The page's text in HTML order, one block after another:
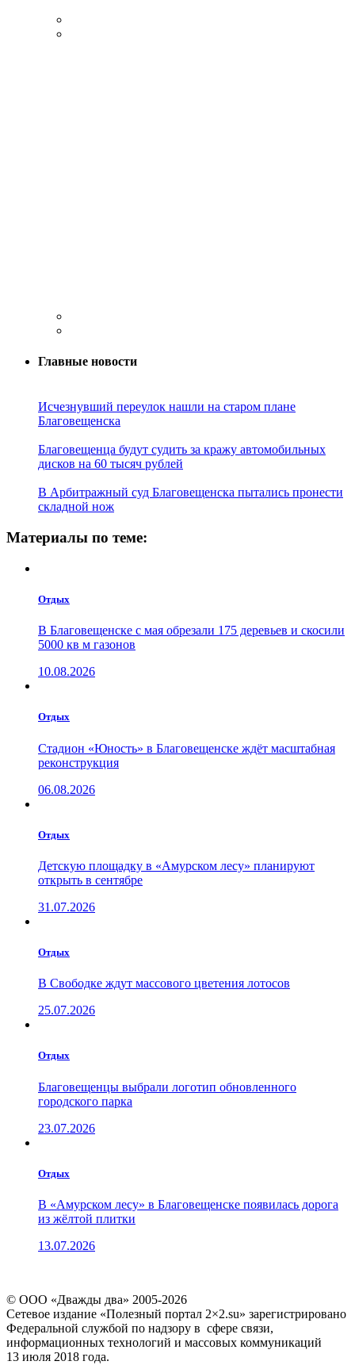
Главные новости
Исчезнувший переулок нашли на старом плане
Благовещенска
Благовещенца будут судить за кражу автомобильных
дисков на 60 тысяч рублей
В Арбитражный суд Благовещенска пытались пронести
складной нож
Материалы по теме:
Отдых
В Благовещенске с мая обрезали 175 деревьев и скосили
5000 кв м газонов
10.08.2026
Отдых
Стадион «Юность» в Благовещенске ждёт масштабная
реконструкция
06.08.2026
Отдых
Детскую площадку в «Амурском лесу» планируют
открыть в сентябре
31.07.2026
Отдых
В Свободке ждут массового цветения лотосов
25.07.2026
Отдых
Благовещенцы выбрали логотип обновленного
городского парка
23.07.2026
Отдых
В «Амурском лесу» в Благовещенске появилась дорога
из жёлтой плитки
13.07.2026
© ООО «Дважды два» 2005-2026
Сетевое издание «Полезный портал 2×2.su» зарегистрировано
Федеральной службой по надзору в сфере связи,
информационных технологий и массовых коммуникаций
13 июля 2018 года.